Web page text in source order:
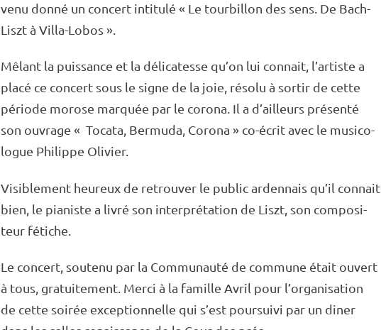
venu donné un concert inti­­tulé « Le tour­­billon des sens. De Bach-
Liszt à Villa-Lobos ».
Mêlant la puis­­sance et la déli­­ca­­tesse qu’on lui connait, l’ar­tiste a
placé ce concert sous le signe de la joie, résolu à sortir de cette
période morose marquée par le corona. Il a d’ailleurs présenté
son ouvrage « Tocata, Bermuda, Corona » co-écrit avec le musi­­co­­
logue Philippe Olivier.
Visi­­ble­­ment heureux de retrou­­ver le public arden­­nais qu’il connait
bien, le pianiste a livré son inter­­­pré­­ta­­tion de Liszt, son compo­­si­­
teur fétiche.
Le concert, soutenu par la Commu­nauté de commune était ouvert
à tous, gratui­te­ment. Merci à la famille Avril pour l’orga­ni­sa­tion
de cette soirée excep­­tion­­nelle qui s’est pour­­suivi par un diner